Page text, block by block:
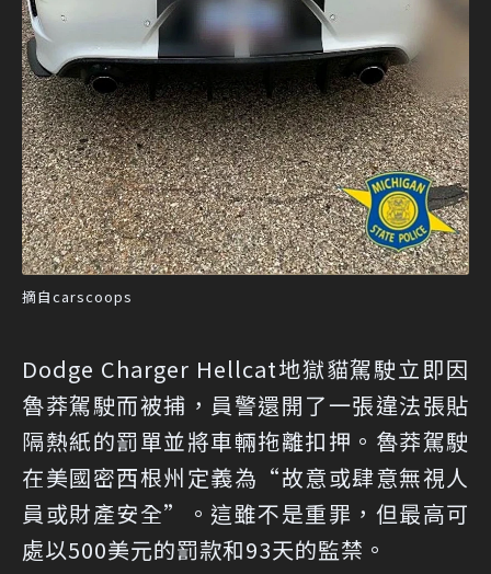
摘自carscoops
Dodge Charger Hellcat地獄貓駕駛立即因
魯莽駕駛而被捕，員警還開了一張違法張貼
隔熱紙的罰單並將車輛拖離扣押。魯莽駕駛
在美國密西根州定義為“故意或肆意無視人
員或財產安全”。這雖不是重罪，但最高可
處以500美元的罰款和93天的監禁。